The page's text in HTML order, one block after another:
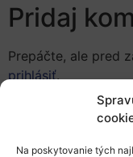
Na poskytovanie tých
Pridaj
Prepáčte, ale pred
prihlásiť.